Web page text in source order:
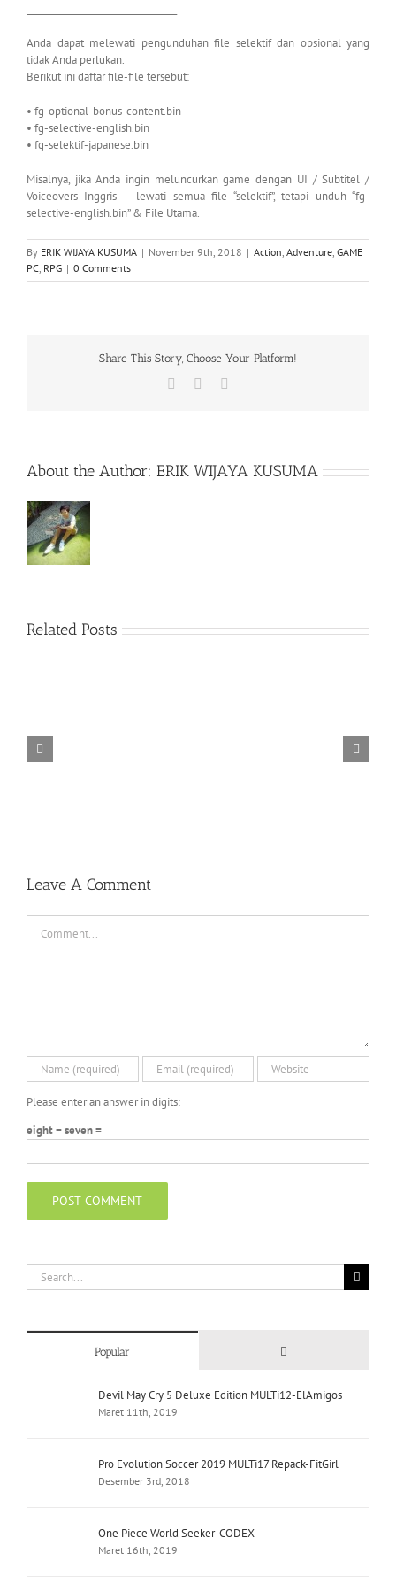
Anda dapat melewati pengunduhan file selektif dan opsional yang
tidak Anda perlukan.
Berikut ini daftar file-file tersebut:
• fg-optional-bonus-content.bin
• fg-selective-english.bin
• fg-selektif-japanese.bin
Misalnya, jika Anda ingin meluncurkan game dengan UI / Subtitel /
Voiceovers Inggris – lewati semua file “selektif”, tetapi unduh “fg-
selective-english.bin” & File Utama.
By ERIK WIJAYA KUSUMA | November 9th, 2018 | Action, Adventure, GAME
PC, RPG | 0 Comments
Share This Story, Choose Your Platform!
Facebook
About the Author: ERIK WIJAYA KUSUMA
Related Posts
Leave A Comment
Please enter an answer in digits:
eight − seven =
Search
for:
Popular Comments
Devil May Cry 5 Deluxe Edition MULTi12-ElAmigos
Maret 11th, 2019
Pro Evolution Soccer 2019 MULTi17 Repack-FitGirl
Desember 3rd, 2018
One Piece World Seeker-CODEX
Maret 16th, 2019